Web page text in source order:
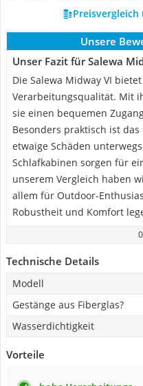
Unsere
Unser Fazit für Salewa
Die Salewa Midway VI
Verarbeitungsqualität. Mit
sie einen bequemen
Besonders praktisch ist
etwaige Schäden
Schlafkabinen sorgen für
unserem Vergleich haben
allem für Outdoor-
Robustheit und Komfort
Technische Details
Modell
Gestänge aus Fiberglas?
Wasserdichtigkeit
Vorteile